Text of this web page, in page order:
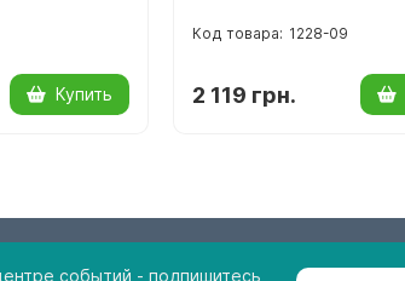
Купить
1228-09
2 119 грн.
событий - подпишитесь